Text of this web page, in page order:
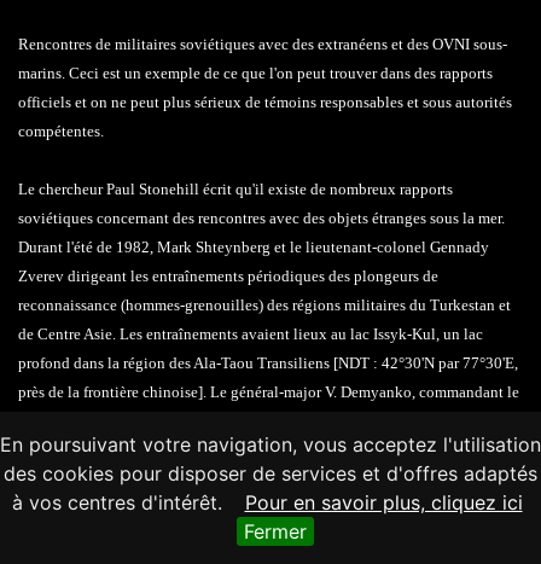
En poursuivant votre navigation, vous acceptez l'utilisation
des cookies pour disposer de services et d'offres adaptés
à vos centres d'intérêt.
Pour en savoir plus, cliquez ici
Fermer
Rencontres de militaires soviétiques avec des extranéens et des OVNI sous-
marins. Ceci est un exemple de ce que l'on peut trouver dans des rapports
officiels et on ne peut plus sérieux de témoins responsables et sous autorités
compétentes.
Le chercheur Paul Stonehill écrit qu'il existe de nombreux rapports
soviétiques concernant des rencontres avec des objets étranges sous la mer.
Durant l'été de 1982, Mark Shteynberg et le lieutenant-colonel Gennady
Zverev dirigeant les entraînements périodiques des plongeurs de
reconnaissance (hommes-grenouilles) des régions militaires du Turkestan et
de Centre Asie. Les entraînements avaient lieux au lac Issyk-Kul, un lac
profond dans la région des Ala-Taou Transiliens [NDT : 42°30'N par 77°30'E,
près de la frontière chinoise]. Le général-major V. Demyanko, commandant le
Défense, rendit à des officiers une visite impromptue. Il venait les informer
d'un événement extraordinaire qui s'était produit en Sibérie. Des hommes-
grenouilles avaient été confrontés à des nageurs sous-marins semblables à des
hommes mais de grande taille (environ 3 mètres de haut) ! Ces nageurs,